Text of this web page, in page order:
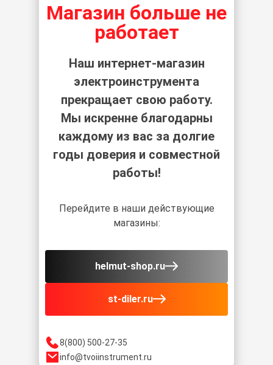
8(800) 500-27-35
info@tvoiinstrument.ru
Магазин больше не
работает
Наш интернет-магазин
электроинструмента
прекращает свою работу.
Мы искренне благодарны
каждому из вас за долгие
годы доверия и совместной
работы!
Перейдите в наши действующие
магазины:
helmut-shop.ru
st-diler.ru